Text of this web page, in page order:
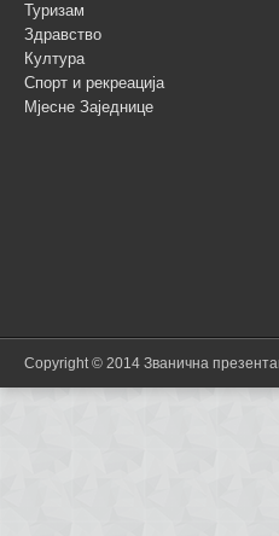
Туризам
Здравство
Култура
Спорт и рекреација
Мјесне Заједнице
Copyright © 2014 Званична